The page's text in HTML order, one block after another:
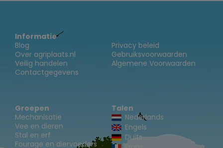
Informatie
Blog
Over agriplaats.nl
Veilig handelen
Contactgegevens
Privacy beleid
Gebruiksvoorwaarden
Algemene Voorwaarden
Groepen
Mechanisatie
Vee en dieren
Stal en erf
Fourage en diervoeders
Talen
Nederlands
Engels
Duits